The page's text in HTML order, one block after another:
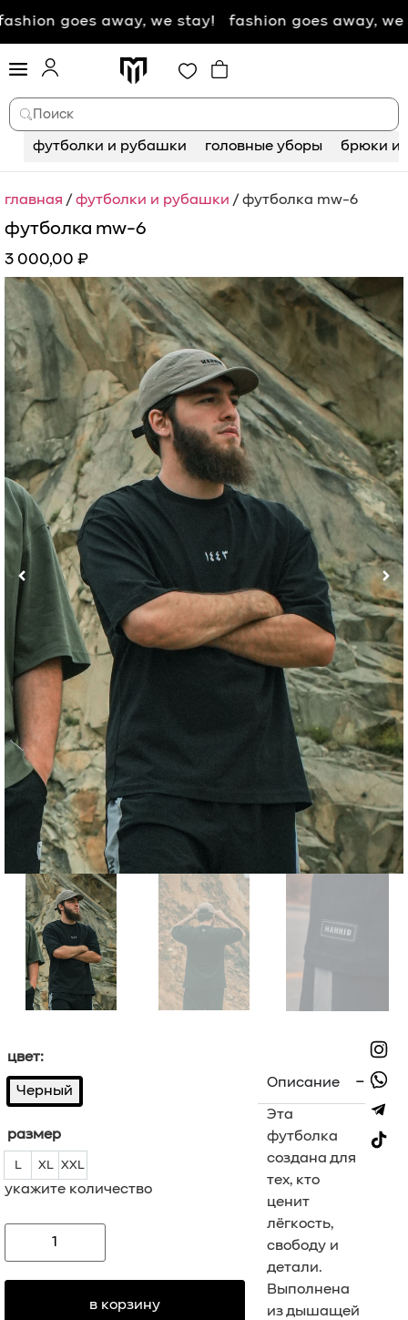
goes away, we stay! fashion goes away, we stay!
Поиск
футболки и рубашки головные уборы брюки и
главная / футболки и рубашки / футболка mw-6
футболка mw-6
3 000,00 ₽
цвет:
Черный
размер
L
L
XL
XL
XXL
XXL
укажите количество
в корзину
Описание
Эта
футболка
создана для
тех, кто
ценит
лёгкость,
свободу и
детали.
Выполнена
из дышащей